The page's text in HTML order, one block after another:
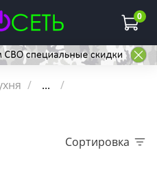
0
...
Сортировка